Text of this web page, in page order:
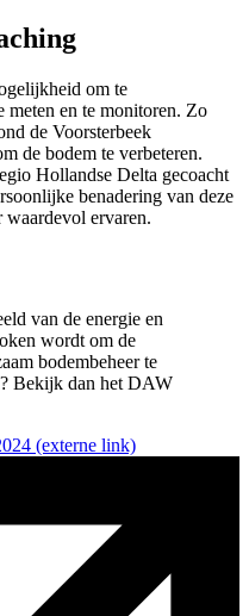
om te
meten en te monitoren. Zo
de Voorsterbeek
de bodem te verbeteren.
Hollandse Delta gecoacht
benadering van deze
waardevol ervaren.
van de energie en
wordt om de
bodembeheer te
Bekijk dan het DAW
(externe link)